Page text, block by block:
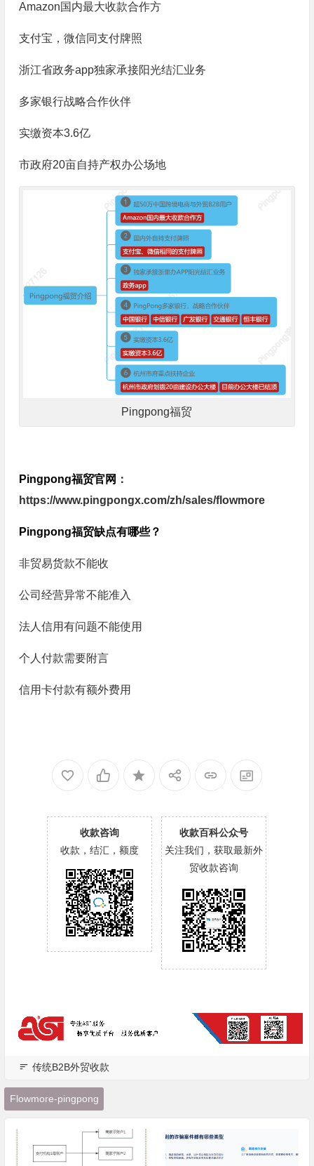
Amazon国内最大收款合作方
支付宝，微信同支付牌照
浙江省政务app独家承接阳光结汇业务
多家银行战略合作伙伴
实缴资本3.6亿
市政府20亩自持产权办公场地
Pingpong福贸
Pingpong福贸官网 ：
https://www.pingpongx.com/zh/sales/flowmore
Pingpong福贸缺点有哪些？
非贸易货款不能收
公司经营异常不能准入
法人信用有问题不能使用
个人付款需要附言
信用卡付款有额外费用
收款咨询
收款，结汇，额度
收款百科公众号
关注我们，获取最新外
贸收款咨询
传统B2B外贸收款
Flowmore-pingpong